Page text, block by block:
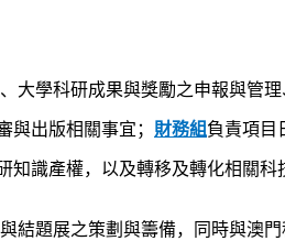
大學科研成果與獎勵之申報與管
與出版相關事宜； 財務組負責項目
知識產權，以及轉移及轉化相關科
題展之策劃與籌備，同時與澳